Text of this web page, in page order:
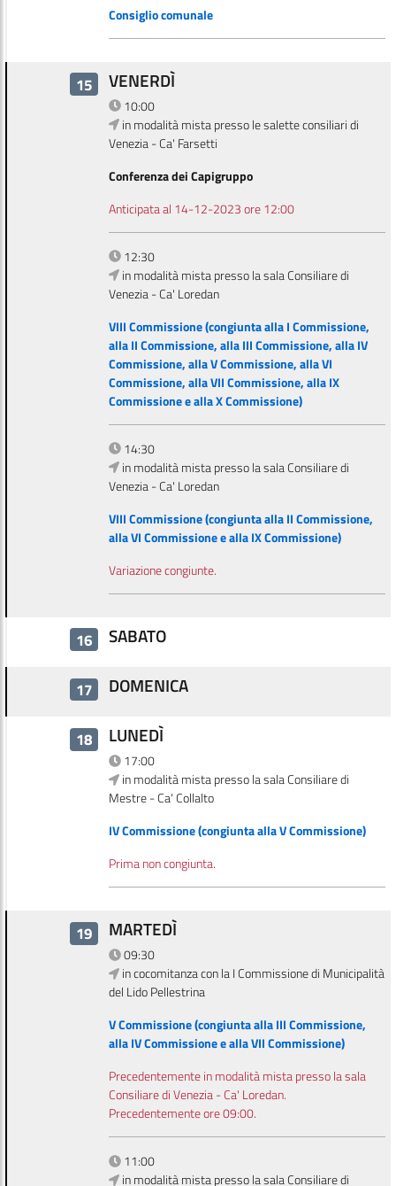
Consiglio comunale
15 VENERDÌ
10:00
in modalità mista presso le salette consiliari di
Venezia - Ca' Farsetti
Conferenza dei Capigruppo
Anticipata al 14-12-2023 ore 12:00
12:30
in modalità mista presso la sala Consiliare di
Venezia - Ca' Loredan
VIII Commissione (congiunta alla I Commissione,
alla II Commissione, alla III Commissione, alla IV
Commissione, alla V Commissione, alla VI
Commissione, alla VII Commissione, alla IX
Commissione e alla X Commissione)
14:30
in modalità mista presso la sala Consiliare di
Venezia - Ca' Loredan
VIII Commissione (congiunta alla II Commissione,
alla VI Commissione e alla IX Commissione)
Variazione congiunte.
16 SABATO
17 DOMENICA
18 LUNEDÌ
17:00
in modalità mista presso la sala Consiliare di
Mestre - Ca' Collalto
IV Commissione (congiunta alla V Commissione)
Prima non congiunta.
19 MARTEDÌ
09:30
in cocomitanza con la I Commissione di Municipalità
del Lido Pellestrina
V Commissione (congiunta alla III Commissione,
alla IV Commissione e alla VII Commissione)
Precedentemente in modalità mista presso la sala
Consiliare di Venezia - Ca' Loredan.
Precedentemente ore 09:00.
11:00
in modalità mista presso la sala Consiliare di